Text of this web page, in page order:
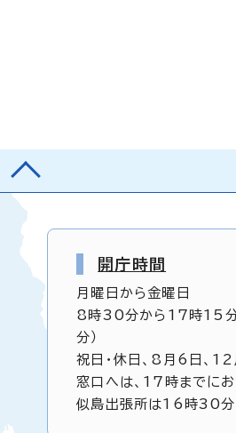
開庁時間
月曜日から金曜日
8時30分から17時15分
分）
祝日・休日、8月6日、
窓口へは、17時までにお
似島出張所は16時30分